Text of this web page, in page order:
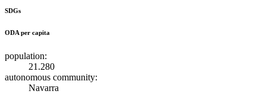
SDGs
ODA per capita
population:
21.280
autonomous community:
Navarra